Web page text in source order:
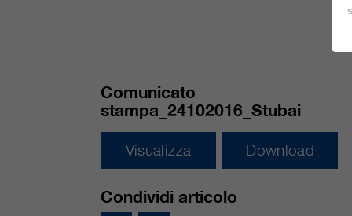
Comunicato
stampa_24102016_Stubai
Visualizza Download
Condividi articolo